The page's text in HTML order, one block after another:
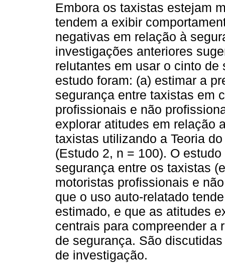
Embora os taxistas estejam
tendem a exibir
negativas em relação à
investigações anteriores
relutantes em usar o cinto
estudo foram: (a) estimar a
segurança entre taxistas em
profissionais e não
explorar atitudes em relação
taxistas utilizando a Teoria
(Estudo 2, n = 100). O
segurança entre os taxistas
motoristas profissionais e
que o uso auto-relatado
estimado, e que as atitudes
centrais para compreender a
de segurança. São
de investigação.